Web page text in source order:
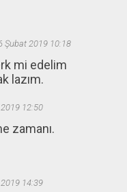
Şubat 2019 10:18
mi edelim
lazım.
12:50
zamanı.
14:39